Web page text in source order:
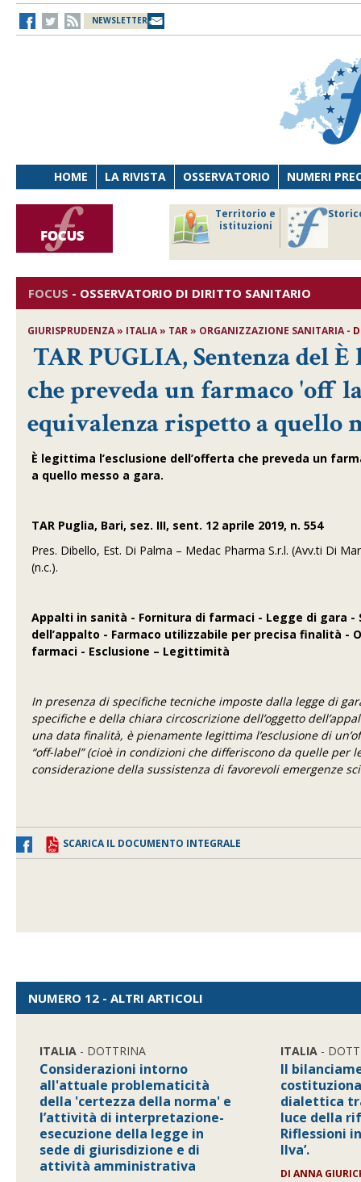
NEWSLETTER
HOME LA RIVISTA OSSERVATORIO NUMERI
Territorio e
istituzioni
FOCUS - OSSERVATORIO DI DIRITTO SANITARIO
GIURISPRUDENZA » ITALIA » TAR » ORGANIZZAZIONE SANITARIA -
TAR PUGLIA, Sentenza del
che preveda un farmaco 'off
equivalenza rispetto a quello
È legittima l’esclusione dell’offerta che preveda un
a quello messo a gara.
TAR Puglia, Bari, sez. III, sent. 12 aprile 2019, n. 554
Pres. Dibello, Est. Di Palma – Medac Pharma S.r.l. (Avv.ti Di
(n.c.).
Appalti in sanità - Fornitura di farmaci - Legge di gara
dell’appalto - Farmaco utilizzabile per precisa finalità -
farmaci - Esclusione – Legittimità
In presenza di specifiche tecniche imposte dalla legge di
specifiche e della chiara circoscrizione dell’oggetto
una data finalità, è pienamente legittima l’esclusione di
“off-label” (cioè in condizioni che differiscono da quelle
considerazione della sussistenza di favorevoli emergenze
SCARICA IL DOCUMENTO INTEGRALE
NUMERO 12 - ALTRI ARTICOLI
ITALIA - DOTTRINA
Considerazioni intorno
all'attuale problematicità
della 'certezza della norma' e
l’attività di interpretazione-
esecuzione della legge in
sede di giurisdizione e di
attività amministrativa
ITALIA -
Il
dialettica
luce della
Riflessioni
Ilva’.
DIANNA